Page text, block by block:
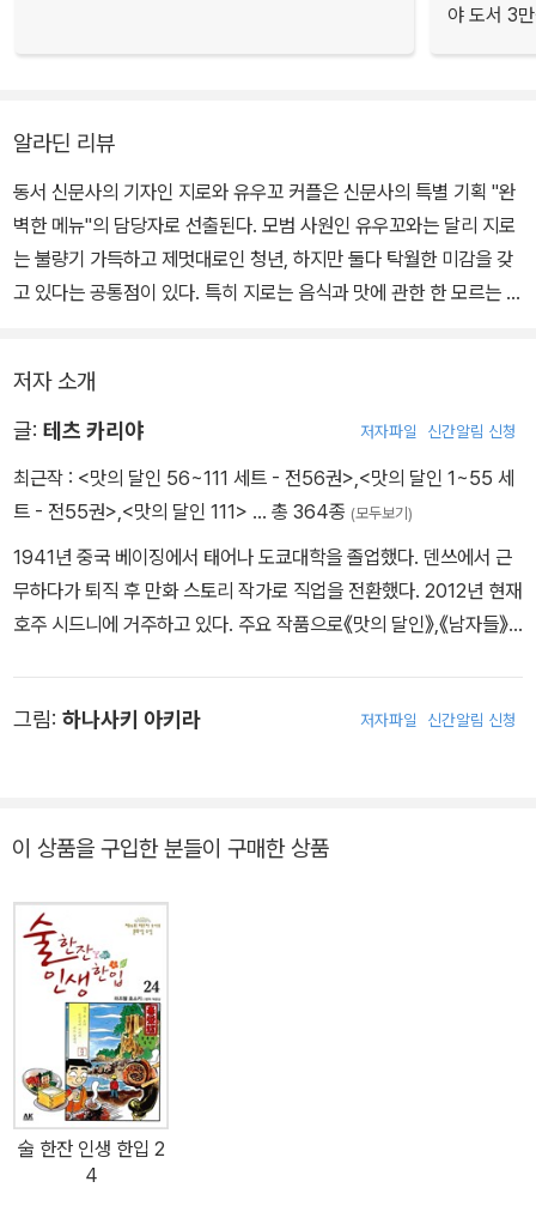
야 도서 3
알라딘 리뷰
동서 신문사의 기자인 지로와 유우꼬 커플은 신문사의 특별 기획 "완
벽한 메뉴"의 담당자로 선출된다. 모범 사원인 유우꼬와는 달리 지로
는 불량기 가득하고 제멋대로인 청년, 하지만 둘다 탁월한 미감을 갖
고 있다는 공통점이 있다. 특히 지로는 음식과 맛에 관한 한 모르는 것
원지간이나 다름없을 정도로 살벌하다. 그런데 모 신문사에서 "완벽
한 메뉴"에 맞서 "최고의 메뉴"기획으로 도전장을 낸다. 더군다나 "최
음식과 최고의 음식중 어떤 것이 더 맛있을까? 그리고 어떤 재료를
어떻게 만들어야 완벽한, 혹은 최고의 음식이 만들어지는 것일까? 이
만화에는 매회 동서고금의 산해진미들이 등장하고, 매회 상식을 뛰어
넘은 기발한 요리가 창조되며, 음식의 유래와 재료의 특성에 대한 알
찬 정보가 소개되고, 팽팽한 긴장감이 느껴지는 요리 대결이 펼쳐지
백과사전이라 할 만하다. 그러나 주제는 한결같다. 음식은 사랑이고
저자 소개
글: 테츠 카리야 저자파일 신간알림 신청
최근작 : <맛의 달인 56~111 세트 - 전56권> <맛의 달인 1~55 세
트 - 전55권> <맛의 달인 111> … 총 364종 (모두보기)
1941년 중국 베이징에서 태어나 도쿄대학을 졸업했다. 덴쓰에서 근
무하다가 퇴직 후 만화 스토리 작가로 직업을 전환했다. 2012년 현재
호주 시드니에 거주하고 있다. 주요 작품으로《맛의 달인》,《남자들》,
그림: 하나사키 아키라 저자파일 신간알림 신청
이 상품을 구입한 분들이 구매한 상품
술 한잔 인생 한입 2
4